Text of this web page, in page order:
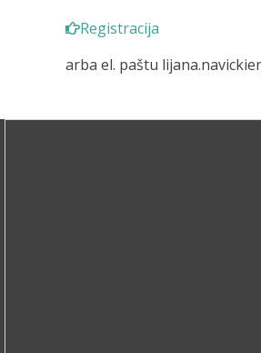
Registracija
arba el. paštu